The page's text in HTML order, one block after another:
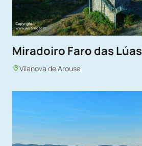
Miradoiro Faro das Lúas
Vilanova de Arousa